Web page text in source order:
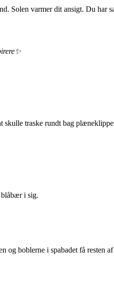
Solen varmer dit ansigt. Du har
traske rundt bag
blåbær i sig.
og boblerne i spabadet få resten